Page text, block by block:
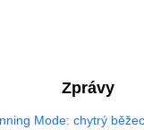
Zprávy
Mode: chytrý